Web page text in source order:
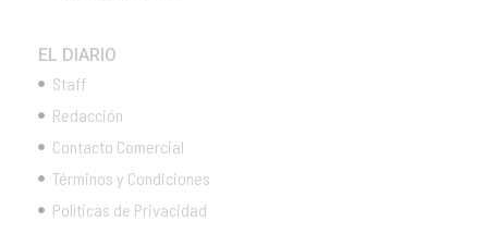
EL DIARIO
Staff
Redacción
Contacto Comercial
Términos y Condiciones
Políticas de Privacidad